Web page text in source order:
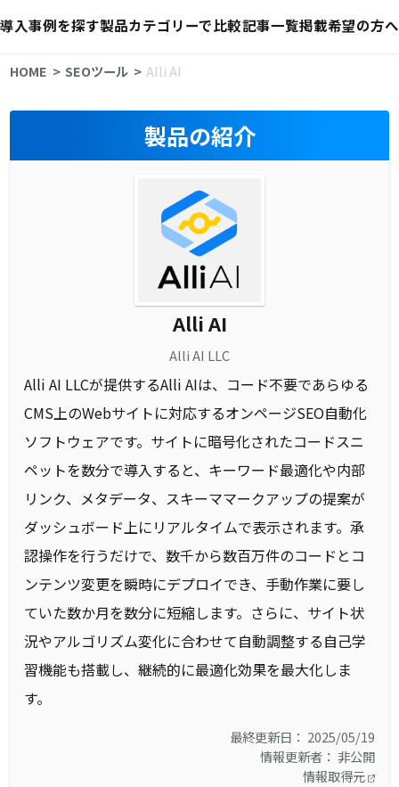
導入事例を探す製品カテゴリーで比較記事一覧掲載希望の方へ
HOME SEOツール Alli AI
製品の紹介
Alli AI
Alli AI LLC
Alli AI LLCが提供するAlli AIは、コード不要であらゆる
CMS上のWebサイトに対応するオンページSEO自動化
ソフトウェアです。サイトに暗号化されたコードスニ
ペットを数分で導入すると、キーワード最適化や内部
リンク、メタデータ、スキーママークアップの提案が
ダッシュボード上にリアルタイムで表示されます。承
認操作を行うだけで、数千から数百万件のコードとコ
ンテンツ変更を瞬時にデプロイでき、手動作業に要し
ていた数か月を数分に短縮します。さらに、サイト状
況やアルゴリズム変化に合わせて自動調整する自己学
習機能も搭載し、継続的に最適化効果を最大化しま
す。
最終更新日： 2025/05/19
情報更新者： 非公開
情報取得元